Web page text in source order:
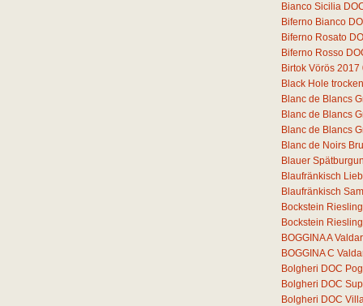
Bianco Sicilia
Biferno Bianco
Biferno Rosato
Biferno Rosso
Birtok Vörös 2017
Black Hole
Blanc de Blancs
Blanc de Blancs
Blanc de Blancs
Blanc de Noirs
Blauer
Blaufränkisch
Blaufränkisch
Bockstein
Bockstein
BOGGINA A
BOGGINA C
Bolgheri DOC
Bolgheri DOC
Bolgheri DOC